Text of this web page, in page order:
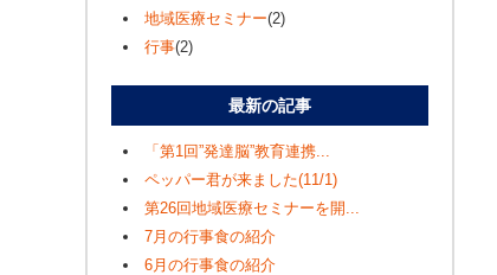
地域医療セミナー(2)
行事(2)
最新の記事
「第1回”発達脳”教育連携...
ペッパー君が来ました(11/1)
第26回地域医療セミナーを開...
7月の行事食の紹介
6月の行事食の紹介